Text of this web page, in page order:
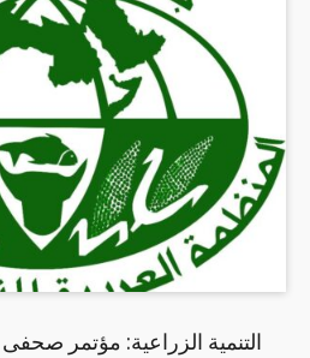
التنمية الزراعية: مؤتمر